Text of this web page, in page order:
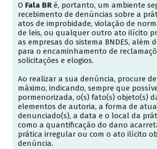
O Fala BRé, portanto, um ambiente
recebimento de denúncias sobre a
atos de improbidade, violação de
de leis, ou qualquer outro ato ilícito
as empresas do sistema BNDES, além
para o encaminhamento de
solicitações e elogios.
Ao realizar a sua denúncia, procure
máximo, indicando, sempre que
pormenorizada, o(s) fato(s) objeto(s)
elementos de autoria, a forma de
denunciado(s), a data e o local da
como a quantificação do dano
prática irregular ou com o ato ilícito
denúncia.